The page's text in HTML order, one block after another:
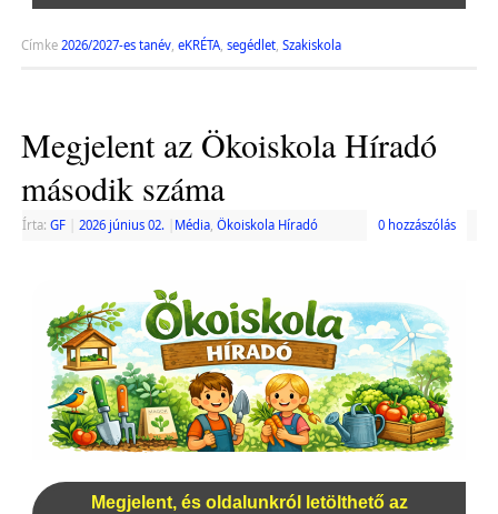
Címke 2026/2027-es tanév, eKRÉTA, segédlet, Szakiskola
Megjelent az Ökoiskola Híradó
második száma
Írta: GF 2026 június 02. Média, Ökoiskola Híradó 0 hozzászólás
Megjelent, és oldalunkról letölthető az